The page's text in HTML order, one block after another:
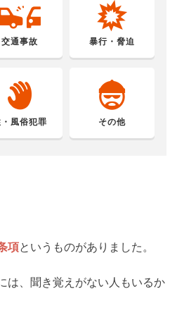
交通事故 暴行・脅迫
風俗犯罪 その他
項というものがありました。
は、聞き覚えがない人もいるか